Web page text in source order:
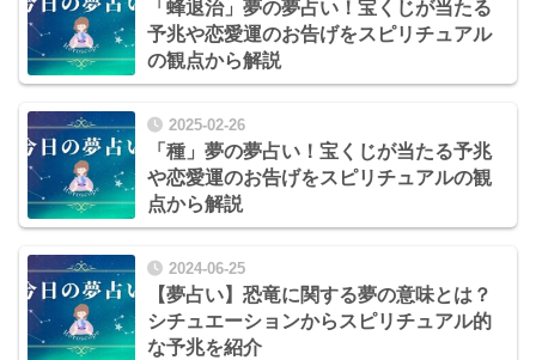
「蜂退治」夢の夢占い！宝くじが当たる
予兆や恋愛運のお告げをスピリチュアル
の観点から解説
2025-02-26
「種」夢の夢占い！宝くじが当たる予兆
や恋愛運のお告げをスピリチュアルの観
点から解説
2024-06-25
【夢占い】恐竜に関する夢の意味とは？
シチュエーションからスピリチュアル的
な予兆を紹介